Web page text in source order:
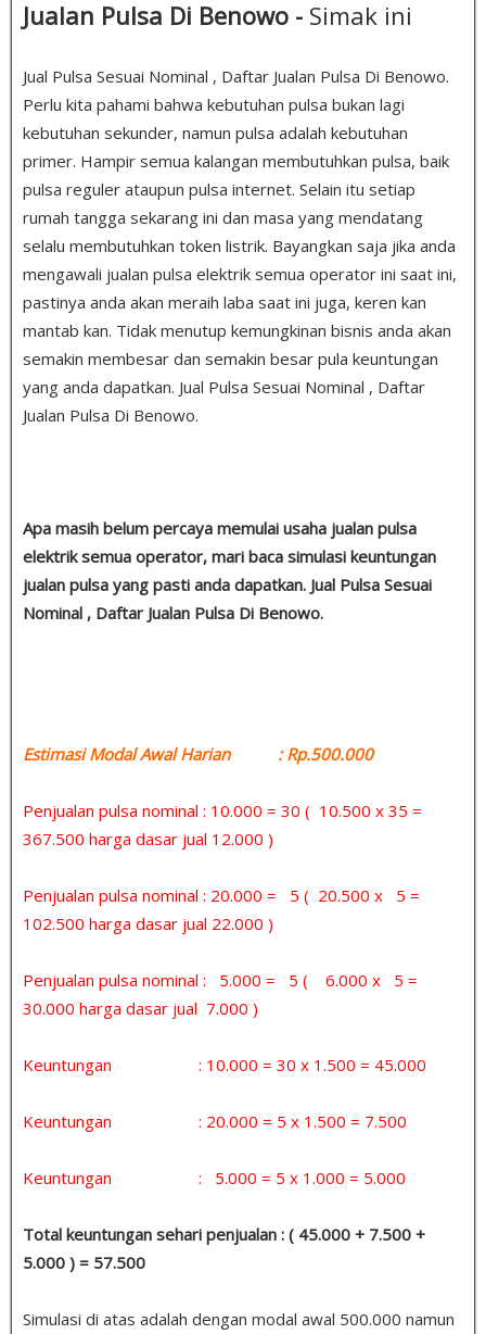
Jualan Pulsa Di Benowo - Simak ini
Jual Pulsa Sesuai Nominal , Daftar Jualan Pulsa Di Benowo.
Perlu kita pahami bahwa kebutuhan pulsa bukan lagi
kebutuhan sekunder, namun pulsa adalah kebutuhan
primer. Hampir semua kalangan membutuhkan pulsa, baik
pulsa reguler ataupun pulsa internet. Selain itu setiap
rumah tangga sekarang ini dan masa yang mendatang
selalu membutuhkan token listrik. Bayangkan saja jika anda
mengawali jualan pulsa elektrik semua operator ini saat ini,
pastinya anda akan meraih laba saat ini juga, keren kan
mantab kan. Tidak menutup kemungkinan bisnis anda akan
semakin membesar dan semakin besar pula keuntungan
yang anda dapatkan. Jual Pulsa Sesuai Nominal , Daftar
Jualan Pulsa Di Benowo.
Apa masih belum percaya memulai usaha jualan pulsa
elektrik semua operator, mari baca simulasi keuntungan
jualan pulsa yang pasti anda dapatkan. Jual Pulsa Sesuai
Nominal , Daftar Jualan Pulsa Di Benowo.
Estimasi Modal Awal Harian : Rp.500.000
Penjualan pulsa nominal : 10.000 = 30 ( 10.500 x 35 =
367.500 harga dasar jual 12.000 )
Penjualan pulsa nominal : 20.000 = 5 ( 20.500 x 5 =
102.500 harga dasar jual 22.000 )
Penjualan pulsa nominal : 5.000 = 5 ( 6.000 x 5 =
30.000 harga dasar jual 7.000 )
Keuntungan : 10.000 = 30 x 1.500 = 45.000
Keuntungan : 20.000 = 5 x 1.500 = 7.500
Keuntungan : 5.000 = 5 x 1.000 = 5.000
Total keuntungan sehari penjualan : ( 45.000 + 7.500 +
5.000 ) = 57.500
Simulasi di atas adalah dengan modal awal 500.000 namun